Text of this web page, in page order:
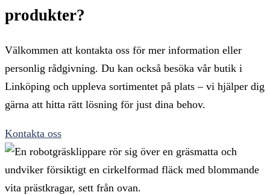
produkter?
Välkommen att kontakta oss för mer information eller
personlig rådgivning. Du kan också besöka vår butik i
Linköping och uppleva sortimentet på plats – vi hjälper dig
gärna att hitta rätt lösning för just dina behov.
Kontakta oss